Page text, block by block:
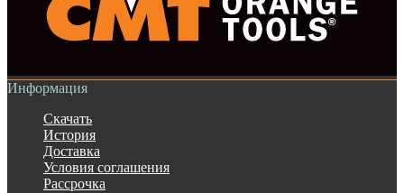
Информация
Скачать
История
Доставка
Условия соглашения
Рассрочка